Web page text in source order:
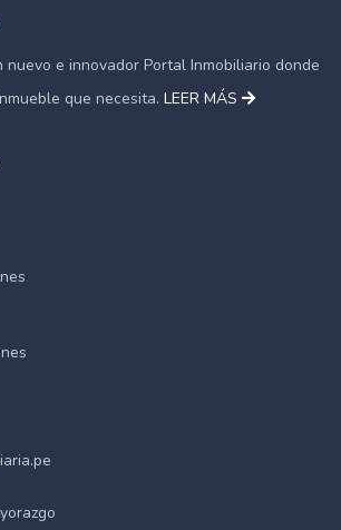
nuevo e innovador Portal Inmobiliario donde
que necesita. LEER MÁS